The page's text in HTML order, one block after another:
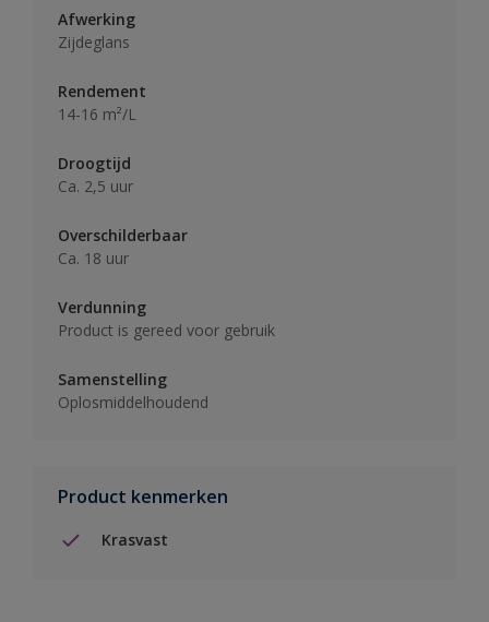
Afwerking
Zijdeglans
Rendement
14-16 m²/L
Droogtijd
Ca. 2,5 uur
Overschilderbaar
Ca. 18 uur
Verdunning
Product is gereed voor gebruik
Samenstelling
Oplosmiddelhoudend
Product kenmerken
Krasvast